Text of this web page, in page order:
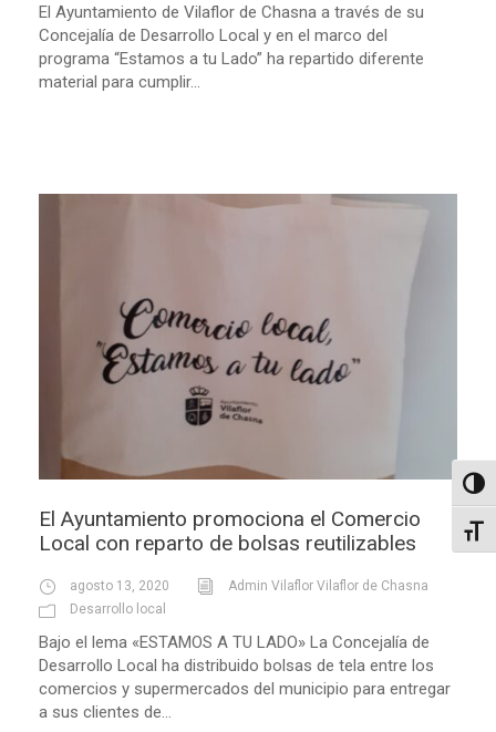
El Ayuntamiento de Vilaflor de Chasna a través de su
Concejalía de Desarrollo Local y en el marco del
programa “Estamos a tu Lado” ha repartido diferente
material para cumplir...
El Ayuntamiento promociona el Comercio
Local con reparto de bolsas reutilizables
agosto 13, 2020
Admin Vilaflor Vilaflor de Chasna
Desarrollo local
Bajo el lema «ESTAMOS A TU LADO» La Concejalía de
Desarrollo Local ha distribuido bolsas de tela entre los
comercios y supermercados del municipio para entregar
a sus clientes de...